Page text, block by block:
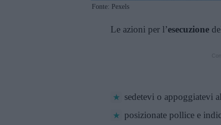
Fonte: Pexels
Le azioni per l’esecuzione
sedetevi o appoggiatevi
posizionate pollice e